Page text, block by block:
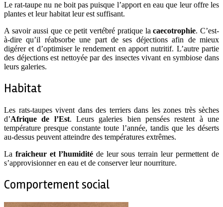
Le rat-taupe nu ne boit pas puisque l’apport en eau que leur offre les
plantes et leur habitat leur est suffisant.
A savoir aussi que ce petit vertébré pratique lacaecotrophie. C’est-
à-dire qu’il réabsorbe une part de ses déjections afin de mieux
digérer et d’optimiser le rendement en apport nutritif. L’autre partie
des déjections est nettoyée par des insectes vivant en symbiose dans
leurs galeries.
Habitat
Les rats-taupes vivent dans des terriers dans les zones très sèches
d’Afrique de l’Est. Leurs galeries bien pensées restent à une
température presque constante toute l’année, tandis que les déserts
au-dessus peuvent atteindre des températures extrêmes.
La fraicheur et l’humiditéde leur sous terrain leur permettent de
s’approvisionner en eau et de conserver leur nourriture.
Comportement social